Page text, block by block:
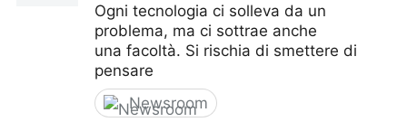
Ogni tecnologia ci solleva da un
problema, ma ci sottrae anche
una facoltà. Si rischia di smettere di
pensare
Newsroom